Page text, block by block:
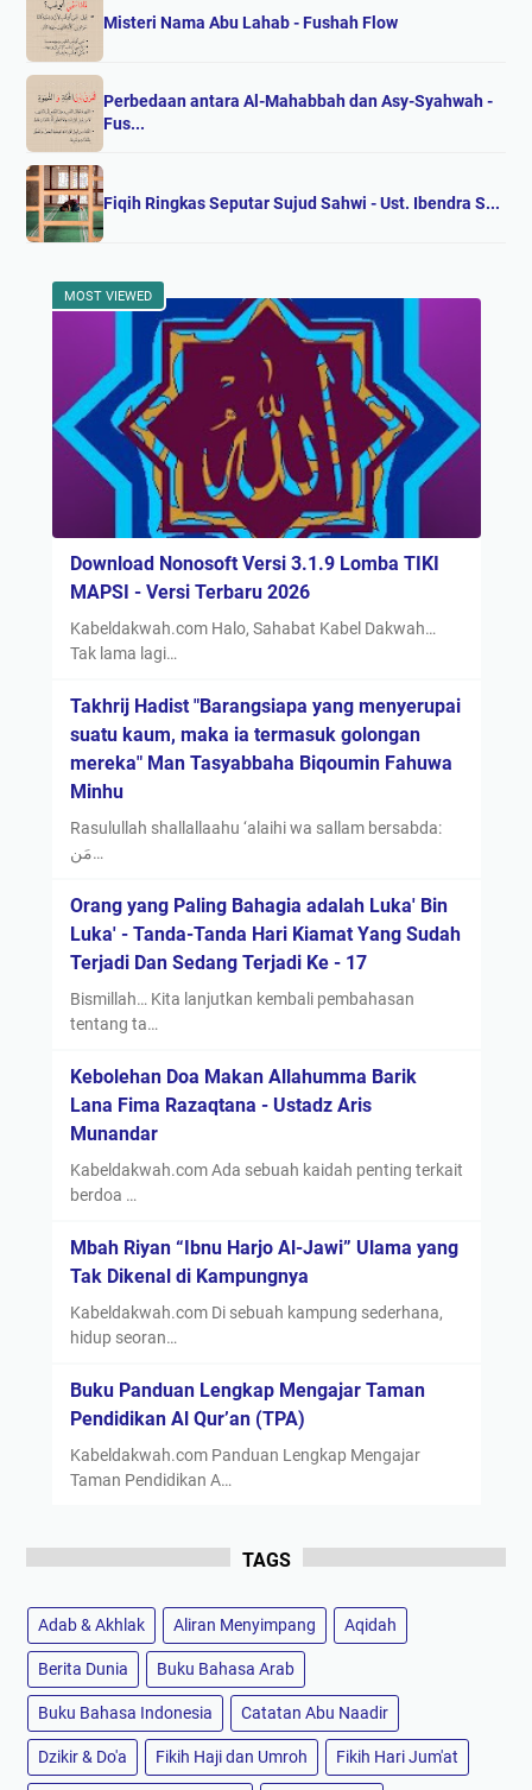
Misteri Nama Abu Lahab - Fushah Flow
Perbedaan antara Al-Mahabbah dan Asy-Syahwah -
Fus...
Fiqih Ringkas Seputar Sujud Sahwi - Ust. Ibendra S...
MOST VIEWED
Download Nonosoft Versi 3.1.9 Lomba TIKI
MAPSI - Versi Terbaru 2026
Kabeldakwah.com Halo, Sahabat Kabel Dakwah…
Tak lama lagi…
Takhrij Hadist "Barangsiapa yang menyerupai
suatu kaum, maka ia termasuk golongan
mereka" Man Tasyabbaha Biqoumin Fahuwa
Minhu
Rasulullah shallallaahu ‘alaihi wa sallam bersabda:
مَن…
Orang yang Paling Bahagia adalah Luka' Bin
Luka' - Tanda-Tanda Hari Kiamat Yang Sudah
Terjadi Dan Sedang Terjadi Ke - 17
Bismillah… Kita lanjutkan kembali pembahasan
tentang ta…
Kebolehan Doa Makan Allahumma Barik
Lana Fima Razaqtana - Ustadz Aris
Munandar
Kabeldakwah.com Ada sebuah kaidah penting terkait
berdoa …
Mbah Riyan “Ibnu Harjo Al-Jawi” Ulama yang
Tak Dikenal di Kampungnya
Kabeldakwah.com Di sebuah kampung sederhana,
hidup seoran…
Buku Panduan Lengkap Mengajar Taman
Pendidikan Al Qur’an (TPA)
Kabeldakwah.com Panduan Lengkap Mengajar
Taman Pendidikan A…
TAGS
Adab & Akhlak Aliran Menyimpang Aqidah
Berita Dunia Buku Bahasa Arab
Buku Bahasa Indonesia Catatan Abu Naadir
Dzikir & Do'a Fikih Haji dan Umroh Fikih Hari Jum'at